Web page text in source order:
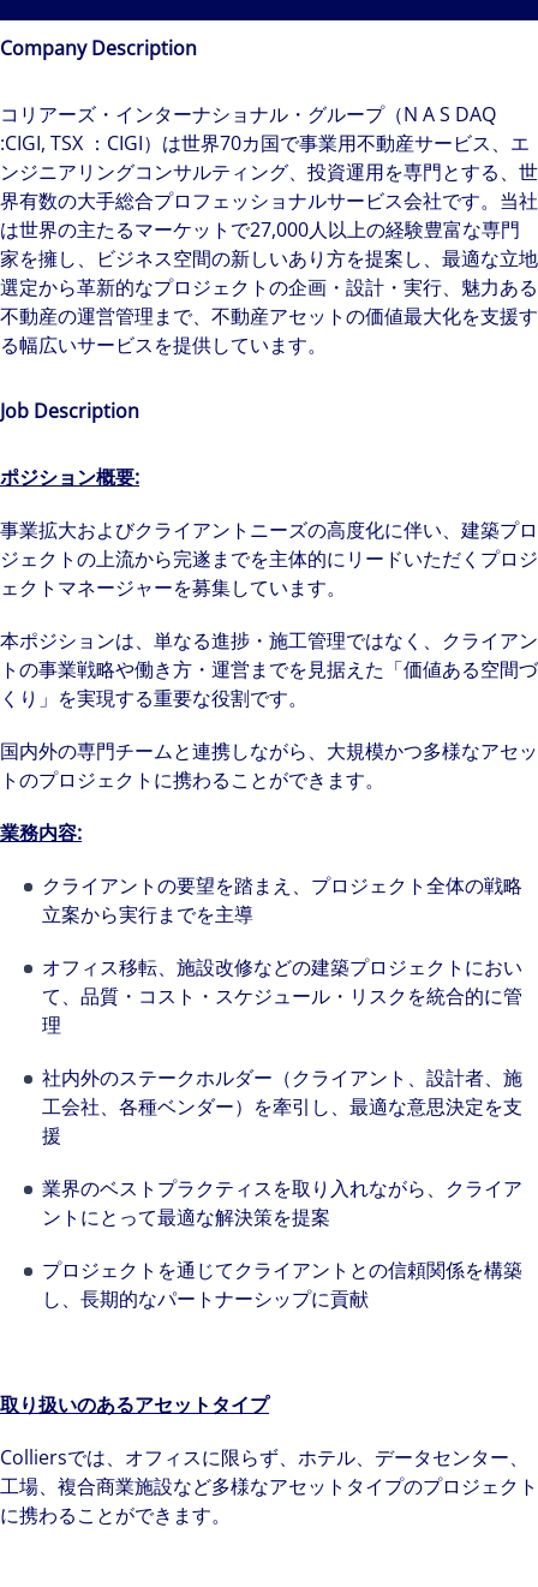
Company Description
コリアーズ・インターナショナル・グループ（N A S DAQ
:CIGI, TSX ：CIGI）は世界70カ国で事業用不動産サービス、エ
ンジニアリングコンサルティング、投資運用を専門とする、世
界有数の大手総合プロフェッショナルサービス会社です。当社
は世界の主たるマーケットで27,000人以上の経験豊富な専門
家を擁し、ビジネス空間の新しいあり方を提案し、最適な立地
選定から革新的なプロジェクトの企画・設計・実行、魅力ある
不動産の運営管理まで、不動産アセットの価値最大化を支援す
る幅広いサービスを提供しています。
Job Description
ポジション概要:
事業拡大およびクライアントニーズの高度化に伴い、建築プロ
ジェクトの上流から完遂までを主体的にリードいただくプロジ
ェクトマネージャーを募集しています。
本ポジションは、単なる進捗・施工管理ではなく、クライアン
トの事業戦略や働き方・運営までを見据えた「価値ある空間づ
くり」を実現する重要な役割です。
国内外の専門チームと連携しながら、大規模かつ多様なアセッ
トのプロジェクトに携わることができます。
業務内容:
クライアントの要望を踏まえ、プロジェクト全体の戦略
立案から実行までを主導
オフィス移転、施設改修などの建築プロジェクトにおい
て、品質・コスト・スケジュール・リスクを統合的に管
理
社内外のステークホルダー（クライアント、設計者、施
工会社、各種ベンダー）を牽引し、最適な意思決定を支
援
業界のベストプラクティスを取り入れながら、クライア
ントにとって最適な解決策を提案
プロジェクトを通じてクライアントとの信頼関係を構築
し、長期的なパートナーシップに貢献
取り扱いのあるアセットタイプ
Colliersでは、オフィスに限らず、ホテル、データセンター、
工場、複合商業施設など多様なアセットタイプのプロジェクト
に携わることができます。